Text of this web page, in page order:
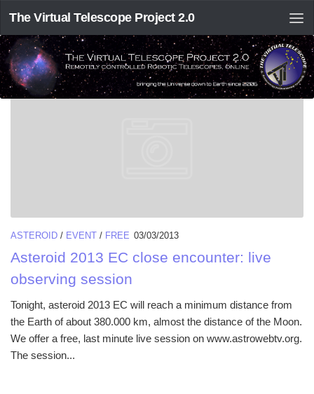
The Virtual Telescope Project 2.0
DAILY ARCHIVE: MARCH 3, 2013
ASTEROID / EVENT / FREE 03/03/2013
Asteroid 2013 EC close encounter: live
observing session
Tonight, asteroid 2013 EC will reach a minimum distance from
the Earth of about 380.000 km, almost the distance of the Moon.
We offer a free, last minute live session on www.astrowebtv.org.
The session...